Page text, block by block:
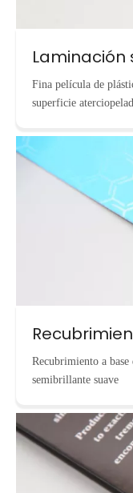
Fina película de
superficie
Recubrimiento a base
semibrillante suave